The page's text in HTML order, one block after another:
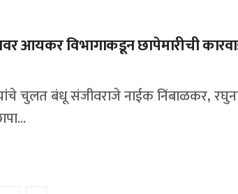
आयकर विभागाकडून छापेमारीची
चुलत बंधू संजीवराजे नाईक निंबाळकर,